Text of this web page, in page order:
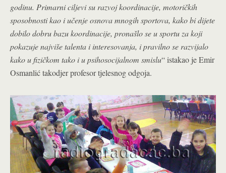
godinu. Primarni ciljevi su razvoj koordinacije, motoričkih
sposobnosti kao i učenje osnova mnogih sportova, kako bi dijete
dobilo dobru bazu koordinacije, pronašlo se u sportu za koji
pokazuje najviše talenta i interesovanja, i pravilno se razvijalo
kako u fizičkom tako i u psihosocijalnom smislu“ istakao je Emir
Osmanlić takodjer profesor tjelesnog odgoja.